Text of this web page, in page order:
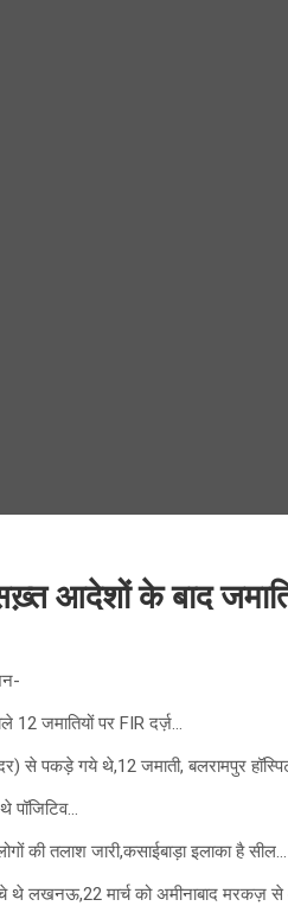
आदेशों के बाद
12 जमातियों पर FIR दर्ज़…
से पकड़े गये थे,12 जमाती, बलरामपुर
पॉजिटिव…
की तलाश जारी,कसाईबाड़ा इलाका है सील…
थे लखनऊ,22 मार्च को अमीनाबाद मरकज़